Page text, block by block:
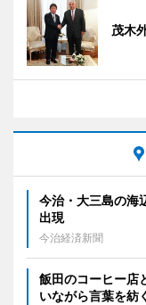
茂木
今治・大三島の
出現
今治経済新聞
飯田のコーヒー
いながら言葉を紡